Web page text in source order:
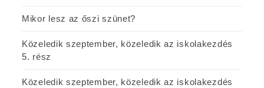
Mikor lesz az őszi szünet?
Közeledik szeptember, közeledik az iskolakezdés
5. rész
Közeledik szeptember, közeledik az iskolakezdés